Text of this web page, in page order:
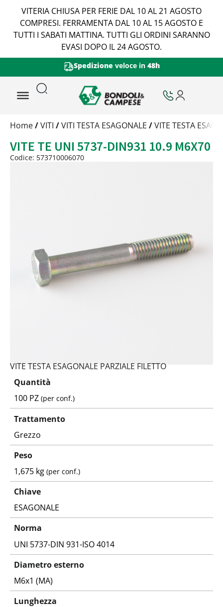
VITERIA CHIUSA PER FERIE DAL 10 AL 21 AGOSTO
COMPRESI. FERRAMENTA DAL 10 AL 15 AGOSTO E
TUTTI I SABATI MATTINA. TUTTI GLI ORDINI SARANNO
EVASI DOPO IL 24 AGOSTO.
Spedizione veloce in 48h
Trattamento
Peso
Quantità
Home/VITI /VITI TESTA ESAGONALE /VITE TESTA
VITE TE UNI 5737-DIN931 10.9 M6X70
Codice: 573710006070
VITE TESTA ESAGONALE PARZIALE FILETTO
Quantità
100 PZ(per conf.)
Trattamento
Grezzo
Peso
1,675 kg(per conf.)
Chiave
ESAGONALE
Norma
UNI 5737-DIN 931-ISO 4014
Diametro esterno
M6x1 (MA)
Lunghezza